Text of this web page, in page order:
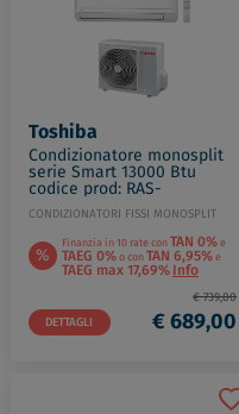
Toshiba
Condizionatore monosplit
serie Smart 13000 Btu
codice prod: RAS-
B13S4KVG-E RAS-13E2AVG-E
CONDIZIONATORI FISSI MONOSPLIT
% Finanzia in 10 rate conTAN 0%e
TAEG 0%o conTAN 6,95%e
TAEG max 17,69%Info
DETTAGLI
€ 739,00
€ 689,00